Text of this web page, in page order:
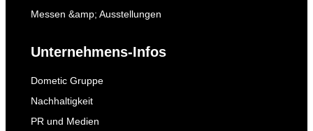
Messen &amp; Ausstellungen
Unternehmens-Infos
Dometic Gruppe
Nachhaltigkeit
PR und Medien